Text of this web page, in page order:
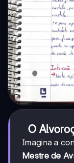
O
Imagina a
Mestre de